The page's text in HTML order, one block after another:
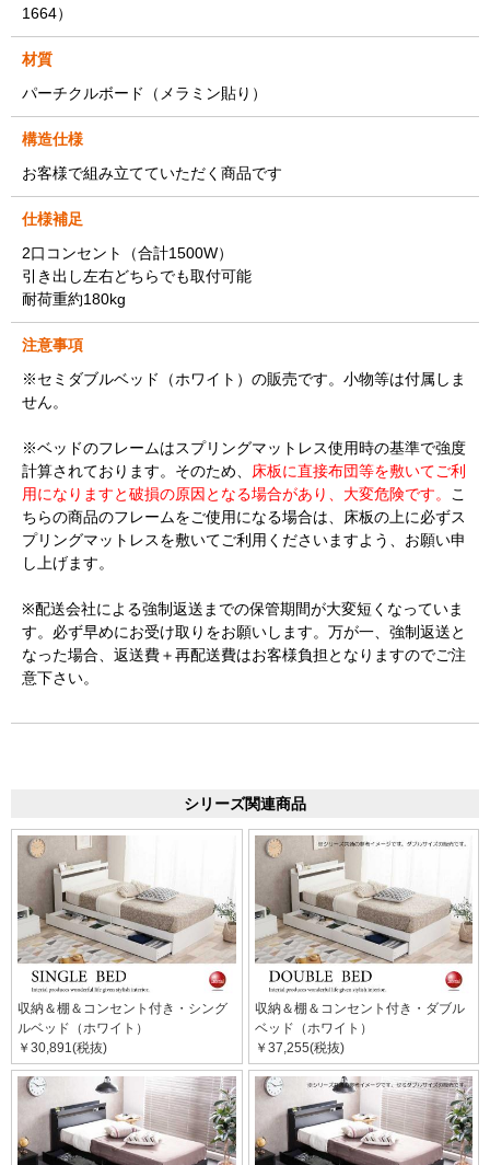
1664）
材質
パーチクルボード（メラミン貼り）
構造仕様
お客様で組み立てていただく商品です
仕様補足
2口コンセント（合計1500W）
引き出し左右どちらでも取付可能
耐荷重約180kg
注意事項
※セミダブルベッド（ホワイト）の販売です。小物等は付属しま
せん。
※ベッドのフレームはスプリングマットレス使用時の基準で強度
計算されております。そのため、
床板に直接布団等を敷いてご利
用になりますと破損の原因となる場合があり、大変危険です。
こ
ちらの商品のフレームをご使用になる場合は、床板の上に必ずス
プリングマットレスを敷いてご利用くださいますよう、お願い申
し上げます。
※配送会社による強制返送までの保管期間が大変短くなっていま
す。必ず早めにお受け取りをお願いします。万が一、強制返送と
なった場合、返送費＋再配送費はお客様負担となりますのでご注
意下さい。
シリーズ関連商品
収納＆棚＆コンセント付き・シング
ルベッド（ホワイト）
￥30,891(税抜)
収納＆棚＆コンセント付き・ダブル
ベッド（ホワイト）
￥37,255(税抜)